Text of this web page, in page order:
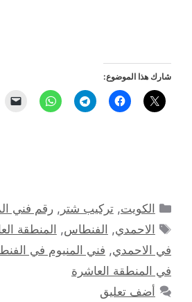
شارك هذا الموضوع:
التصنيفات
الكويت,تركيب شتر ,رقم فني
الوسوم
الاحمدي, الفنطاس, المنطقة
في الاحمدي, فني المنيوم في
في المنطقة العاشرة
أضف تعليق